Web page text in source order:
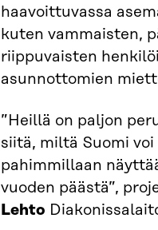
haavoittuvassa
kuten vammaisten,
riippuvaisten
asunnottomien
”Heillä on paljon
siitä, miltä Suomi
pahimmillaan
vuoden päästä”,
Lehto